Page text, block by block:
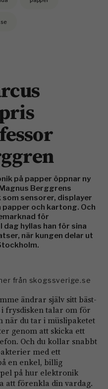
på papper öppnar ny
Berggrens
sensorer, displayer
och kartong. Och
för
hyllas han för sina
när kungen delar ut
från skogssverige.se
ändrar själv sitt bäst-
frysdisken talar om för
när du tar i müslipaketet
genom att skicka ett
Och du kollar snabbt
med ett
en enkel, billig
på hur elektronik
att förenkla din vardag.